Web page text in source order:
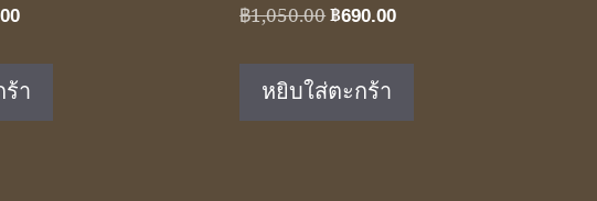
Current
฿649.00.
า
฿1,050.00Original
was:
฿1,050.00.
฿690.00Current
หยิบใส่ตะกร้า